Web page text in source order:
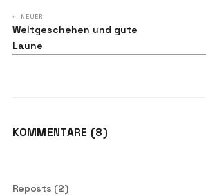
← NEUER
Weltgeschehen und gute
Laune
KOMMENTARE (8)
Reposts (2)